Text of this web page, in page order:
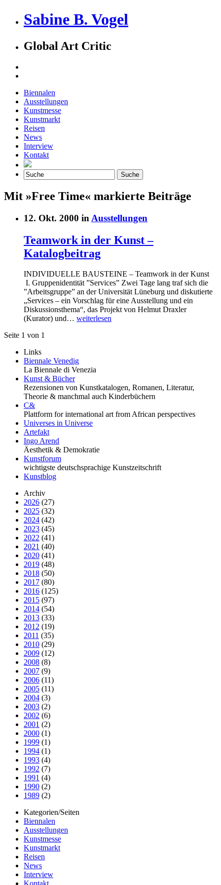
Sabine B. Vogel
Global Art Critic
Biennalen
Ausstellungen
Kunstmesse
Kunstmarkt
Reisen
News
Interview
Kontakt
Mit »Free Time« markierte Beiträge
12. Okt. 2000 in Ausstellungen
Teamwork in der Kunst –
Katalogbeitrag
INDIVIDUELLE BAUSTEINE – Teamwork in der Kunst
I. Gruppenidentität ”Services” Zwei Tage lang traf sich die
”Arbeitsgruppe” an der Universität Lüneburg und diskutierte
„Services – ein Vorschlag für eine Ausstellung und ein
Diskussionsthema“, das Projekt von Helmut Draxler
(Kurator) und… weiterlesen
Seite 1 von 1
Links
Biennale Venedig
La Biennale di Venezia
Kunst & Bücher
Rezensionen von Kunstkatalogen, Romanen, Literatur,
Theorie & manchmal auch Kinderbüchern
C&
Plattform for international art from African perspectives
Universes in Universe
Artefakt
Ingo Arend
Äesthetik & Demokratie
Kunstforum
wichtigste deutschsprachige Kunstzeitschrift
Kunstblog
Archiv
2026 (27)
2025 (32)
2024 (42)
2023 (45)
2022 (41)
2021 (40)
2020 (41)
2019 (48)
2018 (50)
2017 (80)
2016 (125)
2015 (97)
2014 (54)
2013 (33)
2012 (19)
2011 (35)
2010 (29)
2009 (12)
2008 (8)
2007 (9)
2006 (11)
2005 (11)
2004 (3)
2003 (2)
2002 (6)
2001 (2)
2000 (1)
1999 (1)
1994 (1)
1993 (4)
1992 (7)
1991 (4)
1990 (2)
1989 (2)
Kategorien/Seiten
Biennalen
Ausstellungen
Kunstmesse
Kunstmarkt
Reisen
News
Interview